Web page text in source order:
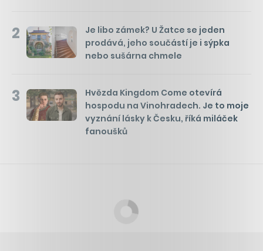
2
Je libo zámek? U Žatce se jeden
prodává, jeho součástí je i sýpka
nebo sušárna chmele
3
Hvězda Kingdom Come otevírá
hospodu na Vinohradech. Je to moje
vyznání lásky k Česku, říká miláček
fanoušků